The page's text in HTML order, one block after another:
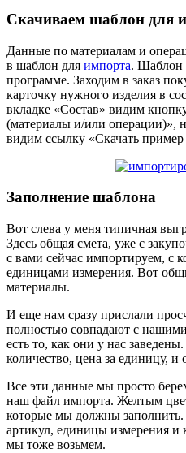
Скачиваем шаблон для
Данные по материалам и
в шаблон для импорта. Шаблон
программе. Заходим в заказ
карточку нужного изделия в
вкладке «Состав» видим
(материалы и/или операции)»,
видим ссылку «Скачать пример
Заполнение шаблона
Вот слева у меня типичная
Здесь общая смета, уже с
с вами сейчас импортируем, с
единицами измерения. Вот
материалы.
И еще нам сразу прислали
полностью совпадают с
есть то, как они у нас
количество, цена за единицу, и
Все эти данные мы просто
наш файл импорта. Желтым
которые мы должны
артикул, единицы измерения и
мы тоже возьмем.